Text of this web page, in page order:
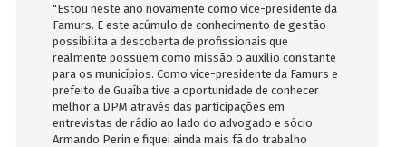
"Estou neste ano novamente como vice-presidente da
Famurs. E este acúmulo de conhecimento de gestão
possibilita a descoberta de profissionais que
realmente possuem como missão o auxílio constante
para os municípios. Como vice-presidente da Famurs e
prefeito de Guaíba tive a oportunidade de conhecer
melhor a DPM através das participações em
entrevistas de rádio ao lado do advogado e sócio
Armando Perin e fiquei ainda mais fã do trabalho